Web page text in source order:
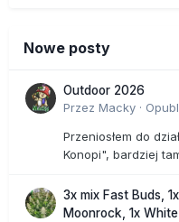
Nowe posty
Outdoor 2026
Przez Macky ·
Przeniosłem do
Konopi", bardziej
3x mix Fast Buds,
Moonrock, 1x